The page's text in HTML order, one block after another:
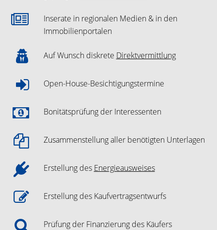
Inserate in regionalen Medien & in den
Immobilienportalen
Auf Wunsch diskrete Direktvermittlung
Open-House-Besichtigungstermine
Bonitätsprüfung der Interessenten
Zusammenstellung aller benötigten Unterlagen
Erstellung des Energieausweises
Erstellung des Kaufvertragsentwurfs
Prüfung der Finanzierung des Käufers